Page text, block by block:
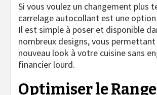
Si vous voulez un changement plus
carrelage autocollant est une
Il est simple à poser et disponible
nombreux designs, vous
nouveau look à votre cuisine sans
financier lourd.
Optimiser le